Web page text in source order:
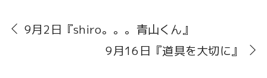
9月2日『shiro。。。青山くん』
9月16日『道具を大切に』